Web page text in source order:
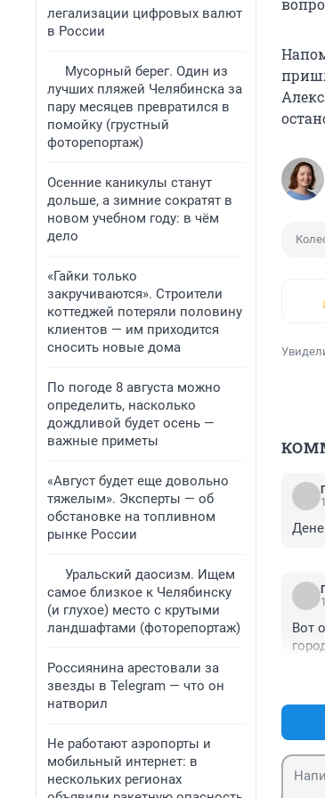
легализации цифровых валют
в России
Мусорный берег. Один из
лучших пляжей Челябинска за
пару месяцев превратился в
помойку (грустный
фоторепортаж)
Осенние каникулы станут
дольше, а зимние сократят в
новом учебном году: в чём
дело
«Гайки только
закручиваются». Строители
коттеджей потеряли половину
клиентов — им приходится
сносить новые дома
По погоде 8 августа можно
определить, насколько
дождливой будет осень —
важные приметы
«Август будет еще довольно
тяжелым». Эксперты — об
обстановке на топливном
рынке России
Уральский даосизм. Ищем
самое близкое к Челябинску
(и глухое) место с крутыми
ландшафтами (фоторепортаж)
Россиянина арестовали за
звезды в Telegram — что он
натворил
Не работают аэропорты и
мобильный интернет: в
нескольких регионах
Вот